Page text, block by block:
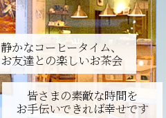
静かなコーヒータイム、
お友達との楽しいお茶会
皆さまの素敵な時間を
お手伝いできれば幸せです